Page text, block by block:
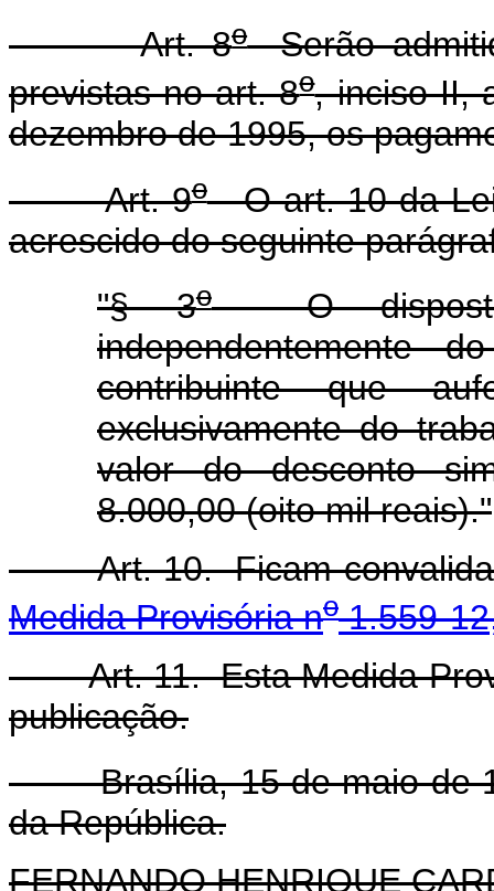
Art. 8oSerão
previstas no art. 8o, inciso II,
dezembro de 1995, os
Art. 9oO art. 10 da
acrescido do seguinte
"§ 3oO disposto
independentemente
contribuinte que
exclusivamente do
valor do desconto
8.000,00 (oito mil reais)."
Art. 10. Ficam
Medida Provisória no1.559-
Art. 11. Esta Medida
publicação.
Brasília, 15 de maio de
da República.
FERNANDO HENRIQUE